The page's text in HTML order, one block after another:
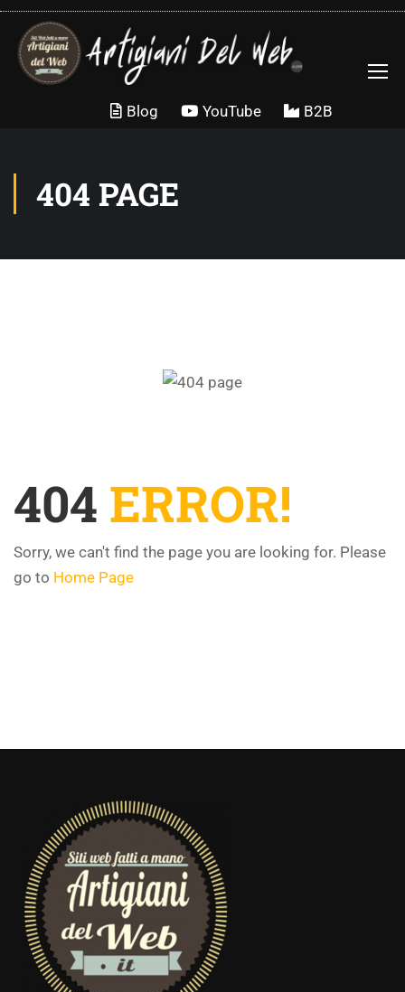
B2B
YouTube
Blog
404 PAGE
404 ERROR!
Sorry, we can't find the page you are looking for. Please
go to Home Page